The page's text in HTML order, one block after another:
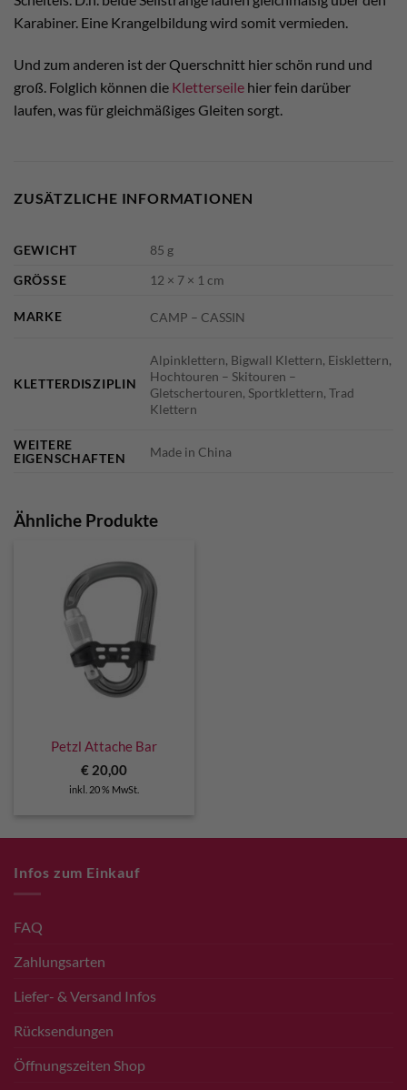
Karabiner. Eine Krangelbildung wird somit vermieden.
Und zum anderen ist der Querschnitt hier schön rund und
groß. Folglich können die Kletterseile hier fein darüber
laufen, was für gleichmäßiges Gleiten sorgt.
ZUSÄTZLICHE INFORMATIONEN
GEWICHT
85 g
GRÖSSE
12 × 7 × 1 cm
MARKE CAMP – CASSIN
KLETTERDISZIPLIN
Alpinklettern, Bigwall Klettern, Eisklettern,
Hochtouren – Skitouren –
Gletschertouren, Sportklettern, Trad
Klettern
WEITERE
EIGENSCHAFTEN
Made in China
Ähnliche Produkte
Petzl Attache Bar
€ 20,00
inkl. 20 % MwSt.
Infos zum Einkauf
FAQ
Zahlungsarten
Liefer- & Versand Infos
Rücksendungen
Öffnungszeiten Shop